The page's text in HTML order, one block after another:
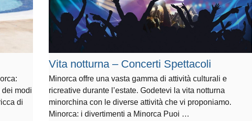
dei modi
di
Vita notturna – Concerti Spettacoli
Minorca offre una vasta gamma di attività culturali e
ricreative durante l’estate. Godetevi la vita notturna
minorchina con le diverse attività che vi proponiamo.
Minorca: i divertimenti a Minorca Puoi …